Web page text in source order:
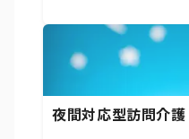
夜間対応型訪問介護